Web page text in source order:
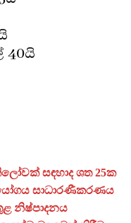
40යි
සඳහාද ශත 25ක
සාධාරණීකරණය
නිෂ්පාදනය